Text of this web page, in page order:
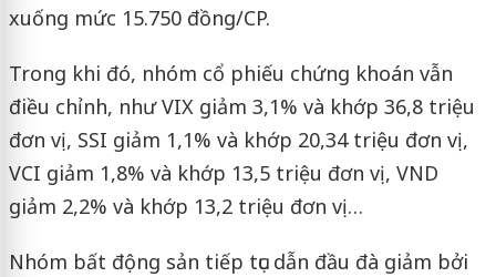
xuống mức 15.750 đồng/CP.
Trong khi đó, nhóm cổ phiếu chứng khoán vẫn
điều chỉnh, như VIX giảm 3,1% và khớp 36,8 triệu
đơn vị, SSI giảm 1,1% và khớp 20,34 triệu đơn vị,
VCI giảm 1,8% và khớp 13,5 triệu đơn vị, VND
giảm 2,2% và khớp 13,2 triệu đơn vị…
Nhóm bất động sản tiếp tục dẫn đầu đà giảm bởi